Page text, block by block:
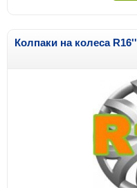
Колпаки на колеса R16''